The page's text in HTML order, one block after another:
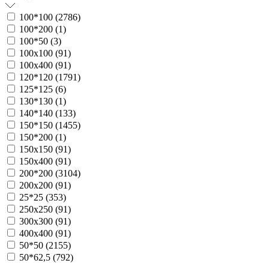
100*100 (2786)
100*200 (1)
100*50 (3)
100х100 (91)
100х400 (91)
120*120 (1791)
125*125 (6)
130*130 (1)
140*140 (133)
150*150 (1455)
150*200 (1)
150х150 (91)
150х400 (91)
200*200 (3104)
200х200 (91)
25*25 (353)
250х250 (91)
300х300 (91)
400х400 (91)
50*50 (2155)
50*62,5 (792)